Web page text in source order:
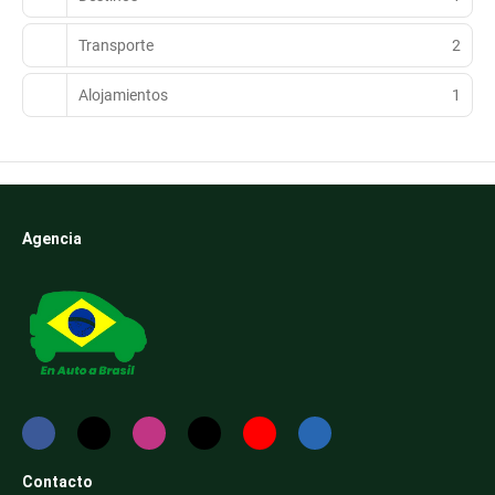
Transporte 2
Alojamientos 1
Agencia
Contacto